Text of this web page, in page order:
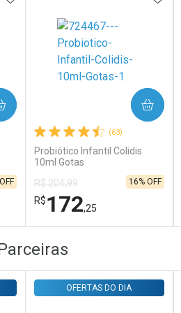
FECHAR
FECHAR
(63)
Probiótico Infantil Colidis
10ml Gotas
R$ 204,99
R$172,25
16% OFF
COMPRAR
Por Menos
OFERTAS DO DIA